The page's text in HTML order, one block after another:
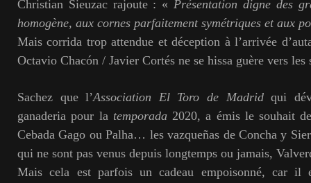
Christian Sieuzac rajoute : «Présentation digne des
homogène, aux cornes parfaitement symétriques et aux
Mais corrida trop attendue et déception à l’arrivée
Octavio Chacón / Javier Cortés ne se hissa guère vers les
Sachez que l’Association El Toro de Madridqui
ganaderia pour la temporada2020, a émis le souhait
Cebada Gago ou Palha… les vazqueñas de Concha y
qui ne sont pas venus depuis longtemps ou jamais,
Mais cela est parfois un cadeau empoisonné, car il